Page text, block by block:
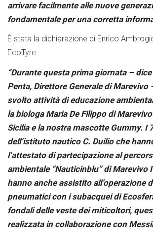
arrivare facilmente alle nuove
fondamentale per una corretta
È stata la dichiarazione di Enrico
EcoTyre.
“Durante questa prima giornata – dice
Penta, Direttore Generale di Marevivo
svolto attività di educazione
la biologa Maria De Filippo di
Sicilia e la nostra mascotte Gummy. I
dell’istituto nautico C. Duilio che
l’attestato di partecipazione al
ambientale “Nauticinblu” di Marevivo
hanno anche assistito all’operazione
pneumatici con i subacquei di
fondali delle veste dei miticoltori,
realizzata in collaborazione con